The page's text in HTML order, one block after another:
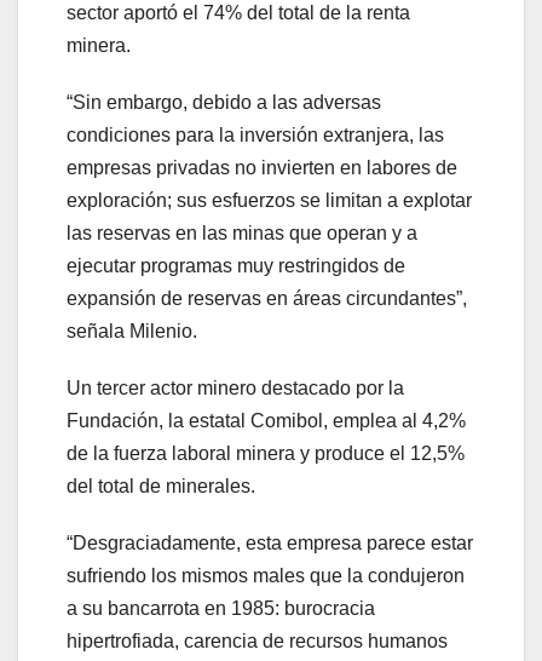
sector aportó el 74% del total de la renta
minera.
“Sin embargo, debido a las adversas
condiciones para la inversión extranjera, las
empresas privadas no invierten en labores de
exploración; sus esfuerzos se limitan a explotar
las reservas en las minas que operan y a
ejecutar programas muy restringidos de
expansión de reservas en áreas circundantes”,
señala Milenio.
Un tercer actor minero destacado por la
Fundación, la estatal Comibol, emplea al 4,2%
de la fuerza laboral minera y produce el 12,5%
del total de minerales.
“Desgraciadamente, esta empresa parece estar
sufriendo los mismos males que la condujeron
a su bancarrota en 1985: burocracia
hipertrofiada, carencia de recursos humanos